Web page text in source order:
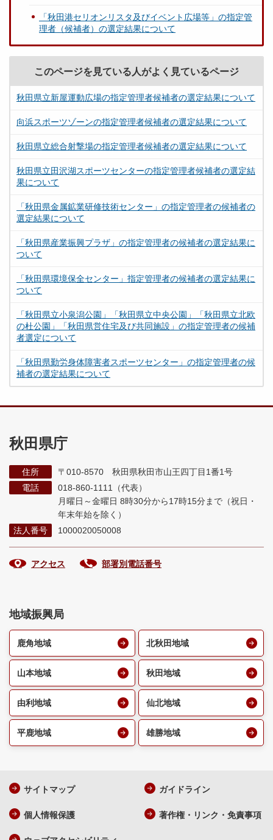
「秋田港セリオンリスタ及びイベント広場等」の指定管
理者（候補者）の選定結果について
このページを見ている人がよく見ているページ
秋田県立新屋運動広場の指定管理者候補者の選定結果について
向浜スポーツゾーンの指定管理者候補者の選定結果について
秋田県立総合射撃場の指定管理者候補者の選定結果について
秋田県立田沢湖スポーツセンターの指定管理者候補者の選定結
果について
「秋田県金属鉱業研修技術センター」の指定管理者の候補者の
選定結果について
「秋田県産業振興プラザ」の指定管理者の候補者の選定結果に
ついて
「秋田県環境保全センター」指定管理者の候補者の選定結果に
ついて
「秋田県立小泉潟公園」「秋田県立中央公園」「秋田県立北欧
の杜公園」「秋田県営住宅及び共同施設」の指定管理者の候補
者選定について
「秋田県勤労身体障害者スポーツセンター」の指定管理者の候
補者の選定結果について
秋田県庁
住所
〒010-8570 秋田県秋田市山王四丁目1番1号
電話
018-860-1111（代表）
月曜日～金曜日 8時30分から17時15分まで （祝日・
年末年始を除く）
法人番号
1000020050008
アクセス 部署別電話番号
地域振興局
鹿角地域 北秋田地域
山本地域 秋田地域
由利地域 仙北地域
平鹿地域 雄勝地域
サイトマップ ガイドライン
個人情報保護 著作権・リンク・免責事項